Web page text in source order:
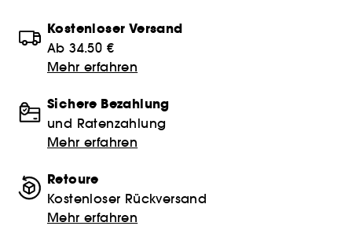
Kostenloser Versand
Ab 34.50 €
Mehr erfahren
Sichere Bezahlung
und Ratenzahlung
Mehr erfahren
Retoure
Kostenloser Rückversand
Mehr erfahren